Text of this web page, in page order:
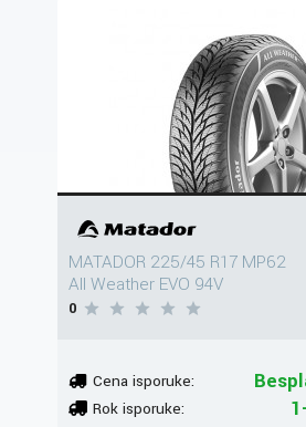
MATADOR 225/45 R17 MP62
All Weather EVO 94V
0
Cena isporuke:
Rok isporuke: